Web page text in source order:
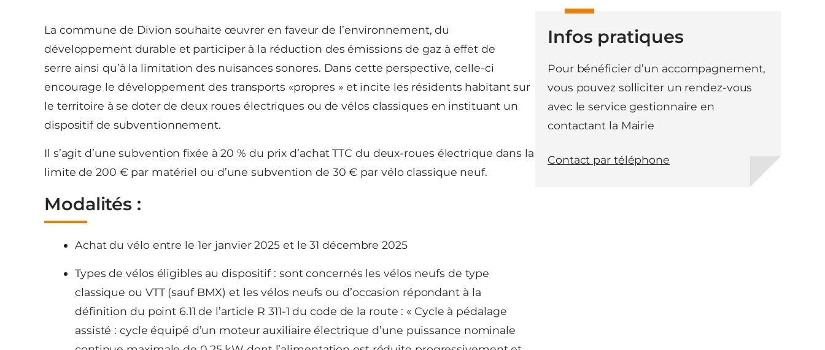
La commune de Divion souhaite œuvrer en faveur de l’environnement, du
développement durable et participer à la réduction des émissions de gaz à effet de
serre ainsi qu’à la limitation des nuisances sonores. Dans cette perspective, celle-ci
encourage le développement des transports «propres » et incite les résidents habitant sur
le territoire à se doter de deux roues électriques ou de vélos classiques en instituant un
dispositif de subventionnement.
Il s’agit d’une subvention fixée à 20 % du prix d’achat TTC du deux-roues électrique dans la
limite de 200 € par matériel ou d’une subvention de 30 € par vélo classique neuf.
Modalités :
Achat du vélo entre le 1er janvier 2025 et le 31 décembre 2025
Types de vélos éligibles au dispositif : sont concernés les vélos neufs de type
classique ou VTT (sauf BMX) et les vélos neufs ou d’occasion répondant à la
définition du point 6.11 de l’article R 311-1 du code de la route : « Cycle à pédalage
assisté : cycle équipé d’un moteur auxiliaire électrique d’une puissance nominale
Infos pratiques
Pour bénéficier d’un accompagnement,
vous pouvez solliciter un rendez-vous
avec le service gestionnaire en
contactant la Mairie
Contact par téléphone